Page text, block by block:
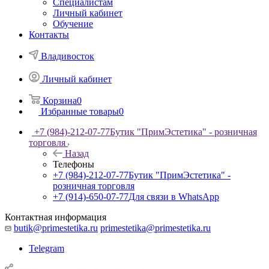
Специалистам
Личный кабинет
Обучение
Контакты
Владивосток
Личный кабинет
Корзина0
Избранные товары0
+7 (984)-212-07-77Бутик "ПримЭстетика" - розничная
торговля
Назад
Телефоны
+7 (984)-212-07-77Бутик "ПримЭстетика" -
розничная торговля
+7 (914)-650-07-77Для связи в WhatsApp
Контактная информация
butik@primestetika.ru primestetika@primestetika.ru
Telegram